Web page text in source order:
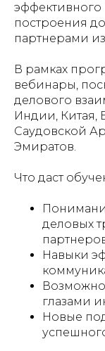
построения
партнерами
В рамках
вебинары,
делового
Индии, Китая,
Саудовской
Эмиратов.
Что даст
деловых
Навыки
глазами
Новые